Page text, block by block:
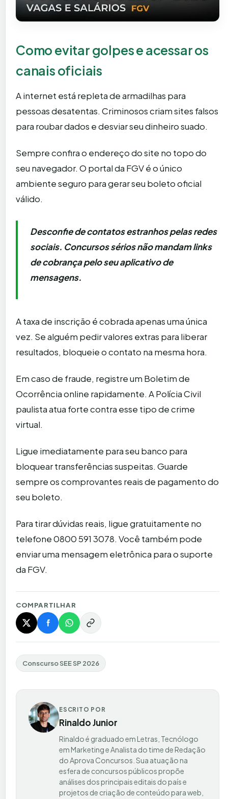
Como evitar golpes e acessar os
canais oficiais
A internet está repleta de armadilhas para
pessoas desatentas. Criminosos criam sites falsos
para roubar dados e desviar seu dinheiro suado.
Sempre confira o endereço do site no topo do
seu navegador. O portal da FGV é o único
ambiente seguro para gerar seu boleto oficial
válido.
Desconfie de contatos estranhos pelas redes
sociais. Concursos sérios não mandam links
de cobrança pelo seu aplicativo de
mensagens.
A taxa de inscrição é cobrada apenas uma única
vez. Se alguém pedir valores extras para liberar
resultados, bloqueie o contato na mesma hora.
Em caso de fraude, registre um Boletim de
Ocorrência online rapidamente. A Polícia Civil
paulista atua forte contra esse tipo de crime
virtual.
Ligue imediatamente para seu banco para
bloquear transferências suspeitas. Guarde
sempre os comprovantes reais de pagamento do
seu boleto.
Para tirar dúvidas reais, ligue gratuitamente no
telefone 0800 591 3078. Você também pode
enviar uma mensagem eletrônica para o suporte
da FGV.
COMPARTILHAR
Conscurso SEE SP 2026
ESCRITO POR
Rinaldo Junior
Rinaldo é graduado em Letras, Tecnólogo
em Marketing e Analista do time de Redação
do Aprova Concursos. Sua atuação na
esfera de concursos públicos propõe
análises dos principais editais do país e
projetos de criação de conteúdo para web,